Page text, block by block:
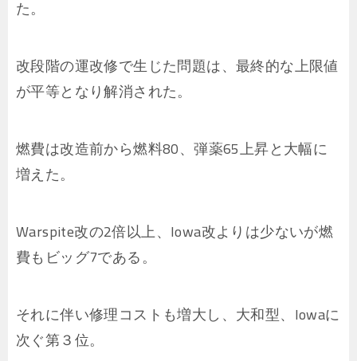
た。
改段階の運改修で生じた問題は、最終的な上限値
が平等となり解消された。
燃費は改造前から燃料80、弾薬65上昇と大幅に
増えた。
Warspite改の2倍以上、Iowa改よりは少ないが燃
費もビッグ7である。
それに伴い修理コストも増大し、大和型、Iowaに
次ぐ第３位。